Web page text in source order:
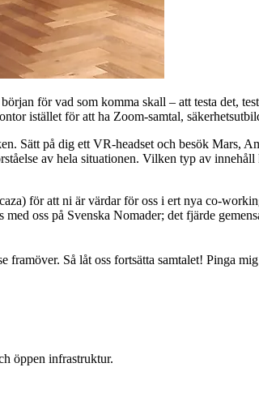
för vad som komma skall – att testa det,
istället för att ha Zoom-samtal,
Sätt på dig ett VR-headset och besök Mars,
av hela situationen. Vilken typ av
för att ni är värdar för oss i ert nya co-
oss ​​på Svenska Nomader; det fjärde
Så låt oss fortsätta samtalet! Pinga
öppen infrastruktur.